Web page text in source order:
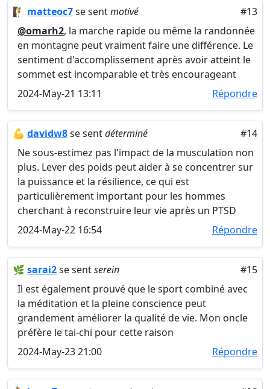
🧗 matteoc7se sentmotivé
#13
@omarh2, la marche rapide ou même la randonnée
en montagne peut vraiment faire une différence. Le
sentiment d'accomplissement après avoir atteint le
sommet est incomparable et très encourageant
2024-May-21 13:11
Répondre
💪 davidw8se sentdéterminé
#14
Ne sous-estimez pas l'impact de la musculation non
plus. Lever des poids peut aider à se concentrer sur
la puissance et la résilience, ce qui est
particulièrement important pour les hommes
cherchant à reconstruire leur vie après un PTSD
2024-May-22 16:54
Répondre
🌿 sarai2se sentserein
#15
Il est également prouvé que le sport combiné avec
la méditation et la pleine conscience peut
grandement améliorer la qualité de vie. Mon oncle
préfère le tai-chi pour cette raison
2024-May-23 21:00
Répondre